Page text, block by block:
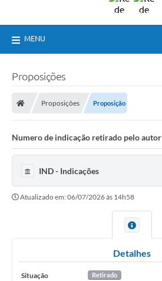
MENU
Proposições
Proposições Proposição
Numero de indicação retirado pelo autor
IND - Indicações
Atualizado em: 06/07/2026 às 14h58
Detalhes
Situação Retirado